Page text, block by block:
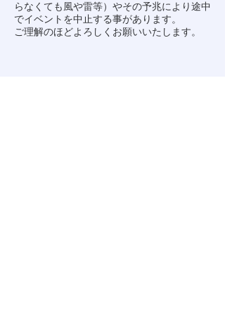
らなくても風や雷等）やその予兆により途中
でイベントを中止する事があります。
ご理解のほどよろしくお願いいたします。